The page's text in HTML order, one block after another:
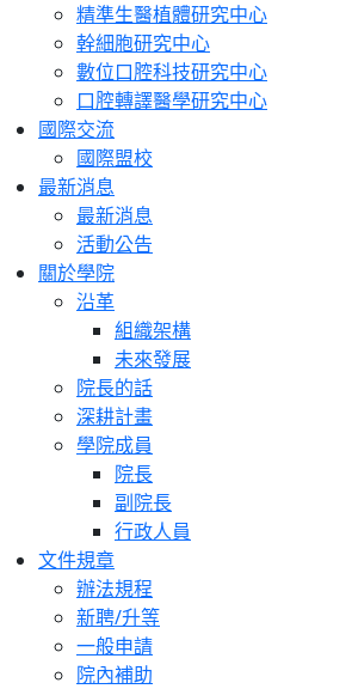
精準生醫植體研究中心
幹細胞研究中心
數位口腔科技研究中心
口腔轉譯醫學研究中心
國際交流
國際盟校
最新消息
最新消息
活動公告
關於學院
沿革
組織架構
未來發展
院長的話
深耕計畫
學院成員
院長
副院長
行政人員
文件規章
辦法規程
新聘/升等
一般申請
院內補助